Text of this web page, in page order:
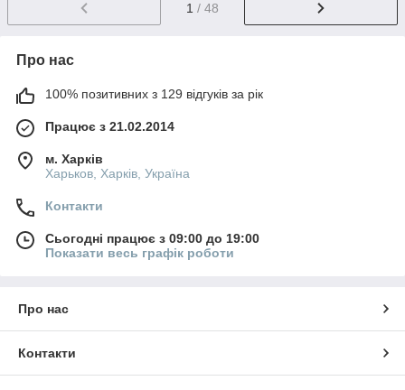
1 / 48
Про нас
100% позитивних з 129 відгуків за рік
Працює з 21.02.2014
м. Харків
Харьков, Харків, Україна
Контакти
Сьогодні працює з 09:00 до 19:00
Показати весь графік роботи
Про нас
Контакти